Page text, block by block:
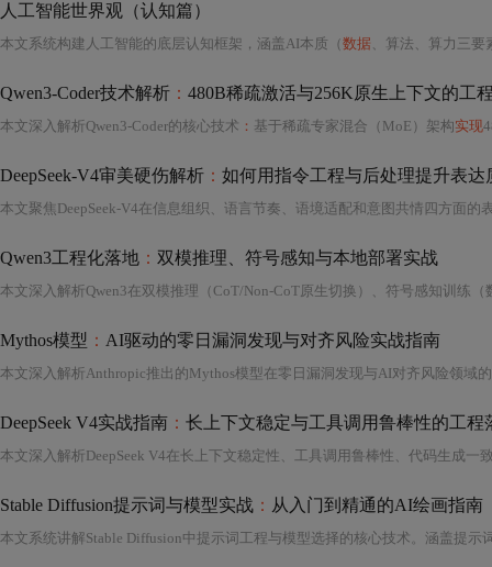
人工智能世界观（认知篇）
本文系统构建人工智能的底层认知框架，涵盖AI本质（数据 、算法、算力三要素）、七十年
Qwen3-Coder技术解析 ： 480B稀疏激活与256K原生上下文的工
本文深入解析Qwen3-Coder的核心技术 ： 基于稀疏专家混合（MoE）架构实现
DeepSeek-V4审美硬伤解析 ： 如何用指令工程与后处理提升表达
Qwen3工程化落地 ： 双模推理、符号感知与本地部署实战
本文深入解析Qwen3在双模推理（CoT/Non-CoT原生切换）、符号感知训练（
Mythos模型 ： AI驱动的零日漏洞发现与对齐风险实战指南
本文深入解析Anthropic推出的Mythos模型在零日漏洞发现与AI对齐风险领域
DeepSeek V4实战指南 ： 长上下文稳定与工具调用鲁棒性的工程
Stable Diffusion提示词与模型实战 ： 从入门到精通的AI绘画指南